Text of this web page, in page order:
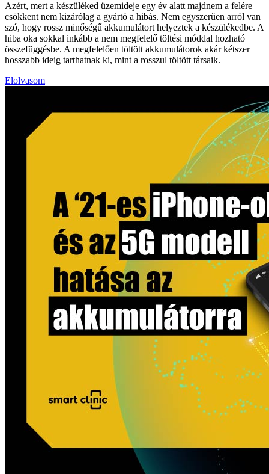
Azért, mert a készüléked üzemideje egy év alatt majdnem a felére
csökkent nem kizárólag a gyártó a hibás. Nem egyszerűen arról van
szó, hogy rossz minőségű akkumulátort helyeztek a készülékedbe. A
hiba oka sokkal inkább a nem megfelelő töltési móddal hozható
összefüggésbe. A megfelelően töltött akkumulátorok akár kétszer
hosszabb ideig tarthatnak ki, mint a rosszul töltött társaik.
Elolvasom